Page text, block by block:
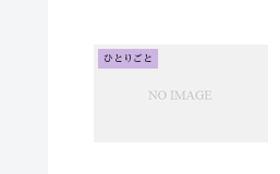
ひとりごと